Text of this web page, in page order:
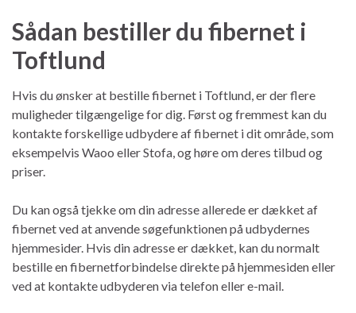
Sådan bestiller du fibernet i
Toftlund
Hvis du ønsker at bestille fibernet i Toftlund, er der flere
muligheder tilgængelige for dig. Først og fremmest kan du
kontakte forskellige udbydere af fibernet i dit område, som
eksempelvis Waoo eller Stofa, og høre om deres tilbud og
priser.
Du kan også tjekke om din adresse allerede er dækket af
fibernet ved at anvende søgefunktionen på udbydernes
hjemmesider. Hvis din adresse er dækket, kan du normalt
bestille en fibernetforbindelse direkte på hjemmesiden eller
ved at kontakte udbyderen via telefon eller e-mail.